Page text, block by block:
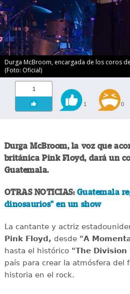
Durga McBroom, encargada de los coros
(Foto: Oficial)
1
1 0
Durga McBroom, la voz que
británica Pink Floyd, dará un
Guatemala.
OTRAS NOTICIAS: Guatemala
dinosaurios" en un show
La cantante y actriz
Pink Floyd, desde"A
hasta el histórico"The Division
país para crear la atmósfera del
historia en el rock.